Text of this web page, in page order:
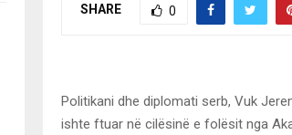
SHARE 0
Politikani dhe diplomati serb, Vuk
ishte ftuar në cilësinë e folësit nga